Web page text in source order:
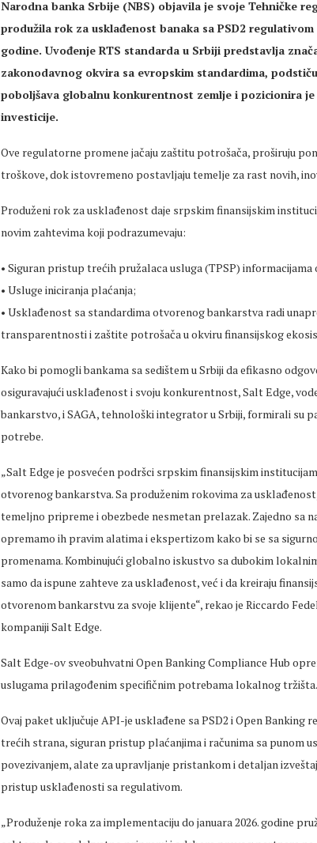
Narodna banka Srbije (NBS) objavila je svoje Tehničke
produžila rok za usklađenost banaka sa PSD2 regulativom
godine. Uvođenje RTS standarda u Srbiji predstavlja
zakonodavnog okvira sa evropskim standardima,
poboljšava globalnu konkurentnost zemlje i pozicionira
investicije.
Ove regulatorne promene jačaju zaštitu potrošača, proširuju
troškove, dok istovremeno postavljaju temelje za rast novih,
Produženi rok za usklađenost daje srpskim finansijskim
novim zahtevima koji podrazumevaju:
• Siguran pristup trećih pružalaca usluga (TPSP)
• Usluge iniciranja plaćanja;
• Usklađenost sa standardima otvorenog bankarstva radi
transparentnosti i zaštite potrošača u okviru finansijskog
Kako bi pomogli bankama sa sedištem u Srbiji da efikasno
osiguravajući usklađenost i svoju konkurentnost, Salt Edge,
bankarstvo, i SAGA, tehnološki integrator u Srbiji, formirali su
potrebe.
„Salt Edge je posvećen podršci srpskim finansijskim
otvorenog bankarstva. Sa produženim rokovima za
temeljno pripreme i obezbede nesmetan prelazak. Zajedno sa
opremamo ih pravim alatima i ekspertizom kako bi se sa
promenama. Kombinujući globalno iskustvo sa dubokim
samo da ispune zahteve za usklađenost, već i da kreiraju
otvorenom bankarstvu za svoje klijente“, rekao je Riccardo
kompaniji Salt Edge.
Salt Edge-ov sveobuhvatni Open Banking Compliance Hub
uslugama prilagođenim specifičnim potrebama lokalnog tržišta.
Ovaj paket uključuje API-je usklađene sa PSD2 i Open Banking
trećih strana, siguran pristup plaćanjima i računima sa punom
povezivanjem, alate za upravljanje pristankom i detaljan
pristup usklađenosti sa regulativom.
„Produženje roka za implementaciju do januara 2026. godine